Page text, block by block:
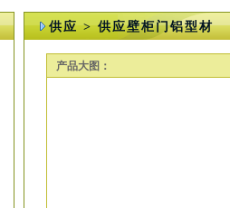
供应 > 供应壁柜门铝型材
产品大图：